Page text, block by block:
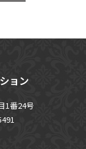
ョン
1番24号